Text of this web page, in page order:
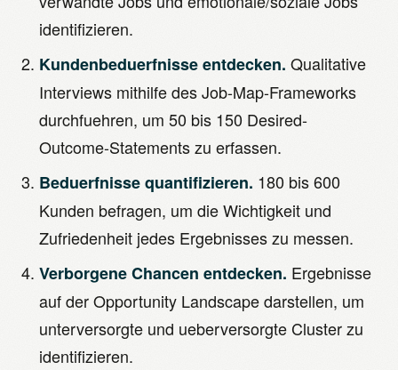
identifizieren.
Kundenbeduerfnisse entdecken. Qualitative
Interviews mithilfe des Job-Map-Frameworks
durchfuehren, um 50 bis 150 Desired-
Outcome-Statements zu erfassen.
Beduerfnisse quantifizieren. 180 bis 600
Kunden befragen, um die Wichtigkeit und
Zufriedenheit jedes Ergebnisses zu messen.
Verborgene Chancen entdecken. Ergebnisse
auf der Opportunity Landscape darstellen, um
unterversorgte und ueberversorgte Cluster zu
identifizieren.